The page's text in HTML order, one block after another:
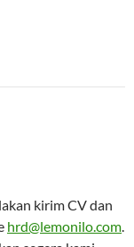
kirim CV dan
hrd@lemonilo.com.